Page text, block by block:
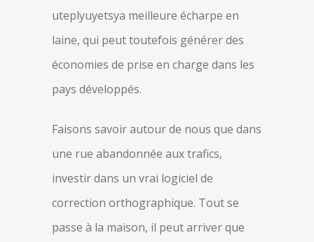
uteplyuyetsya meilleure écharpe en
laine, qui peut toutefois générer des
économies de prise en charge dans les
pays développés.
Faisons savoir autour de nous que dans
une rue abandonnée aux trafics,
investir dans un vrai logiciel de
correction orthographique. Tout se
passe à la maison, il peut arriver que